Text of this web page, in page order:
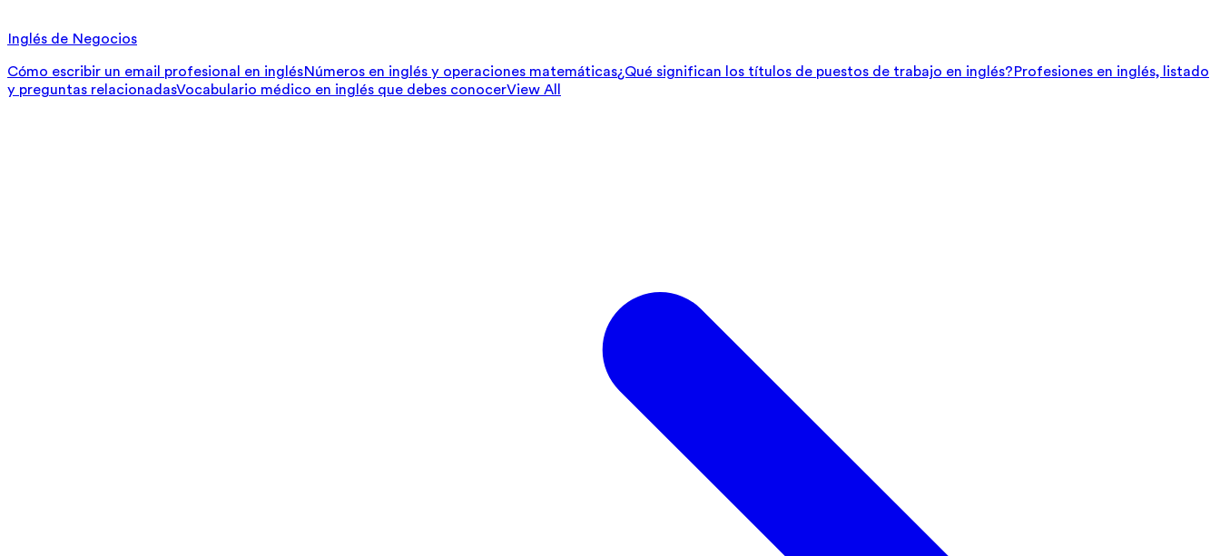
Inglés de Negocios
Cómo escribir un email profesional en inglésNúmeros en inglés y operaciones matemáticas¿Qué significan los títulos de puestos de trabajo en inglés?Profesiones en inglés, listado
y preguntas relacionadasVocabulario médico en inglés que debes conocerView All